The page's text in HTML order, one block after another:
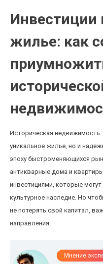
Инвестиции
жилье: как
Историческая недвижимость
уникальное жилье, но и
эпоху быстроменяющихся
антикварные дома и
инвестициями, которые
культурное наследие. Но
не потерять свой капитал,
направления.
Мнение